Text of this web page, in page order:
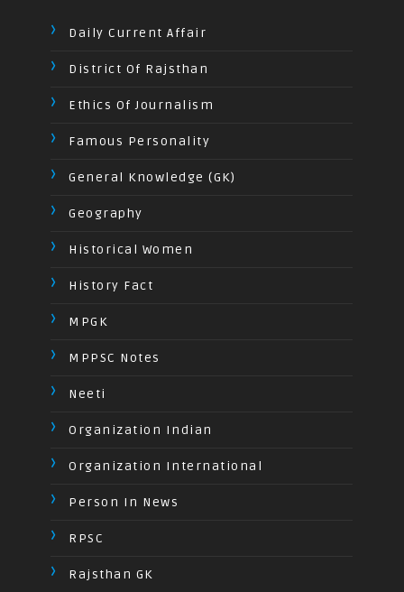
Daily Current Affair
District Of Rajsthan
Ethics Of Journalism
Famous Personality
General Knowledge (GK)
Geography
Historical Women
History Fact
MPGK
MPPSC Notes
Neeti
Organization Indian
Organization International
Person In News
RPSC
Rajsthan GK